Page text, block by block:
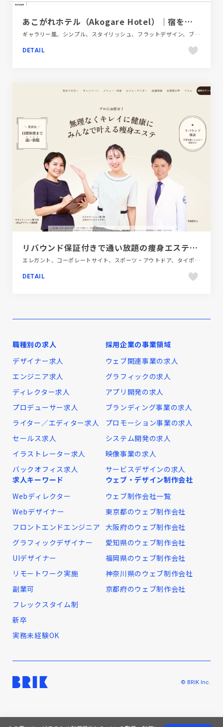
あこがれホテル（Akogare Hotel）｜宿を旅の目的にする。｜高級ホテル・旅館の予約
ギャラリー風、シンプル、スタイリッシュ、フラットデザイン、ブラック系 、ブランド・サービスサイト、ホワイト系、旅行・ホテル・観光
DETAIL
リバウンド保証付きで通い放題の痩身エステ｜ラヴィニティ
エレガント、コーポレートサイト、スポーツ・アウトドア、タイポグラフィー、ファッション・ビューティー、ベージュ・ゴールド系
DETAIL
職種別の求人
デザイナー求人
エンジニア求人
ディレクター求人
プロデューサー求人
ライター／エディター求人
セールス求人
イラストレーター求人
バックオフィス求人
採用企業の事業領域
ウェブ関連事業の求人
グラフィックの求人
アプリ開発の求人
ブランディング事業の求人
プロモーション事業の求人
システム開発の求人
映像事業の求人
サービスデザインの求人
求人キーワード
Webディレクター
Webデザイナー
フロントエンドエンジニア
グラフィックデザイナー
UIデザイナー
リモートワーク実施
副業可
フレックスタイム制
新卒
実務未経験OK
ウェブ・デザイン制作会社
ウェブ制作会社一覧
東京都のウェブ制作会社
大阪府のウェブ制作会社
愛知県のウェブ制作会社
福岡県のウェブ制作会社
神奈川県のウェブ制作会社
京都府のウェブ制作会社
© BRIK Inc.